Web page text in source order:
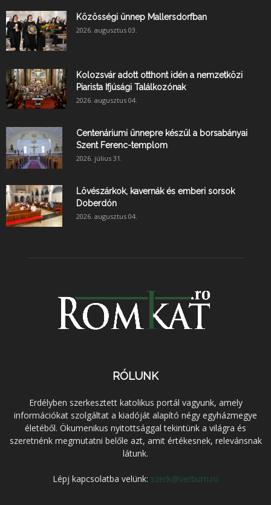
Közösségi ünnep Mallersdorfban
2026. augusztus 03.
Kolozsvár adott otthont idén a nemzetközi
Piarista Ifjúsági Találkozónak
2026. augusztus 04.
Centenáriumi ünnepre készül a borsabányai
Szent Ferenc-templom
2026. július 31.
Lövészárkok, kavernák és emberi sorsok
Doberdón
2026. augusztus 04.
RÓLUNK
Erdélyben szerkesztett katolikus portál vagyunk, amely
információkat szolgáltat a kiadóját alapító négy egyházmegye
életéből. Ökumenikus nyitottsággal tekintünk a világra és
szeretnénk megmutatni belőle azt, amit értékesnek, relevánsnak
látunk.
Lépj kapcsolatba velünk: szerk@verbum.ro